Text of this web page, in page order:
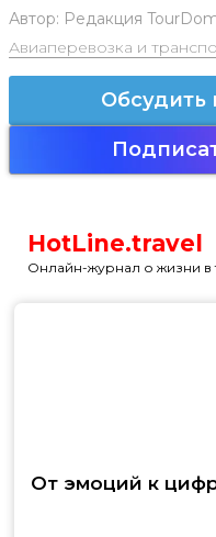
Автор: Редакция
Авиаперевозка и
Обсудить
HotLine.travel
Онлайн-журнал о жизни в
От эмоций к